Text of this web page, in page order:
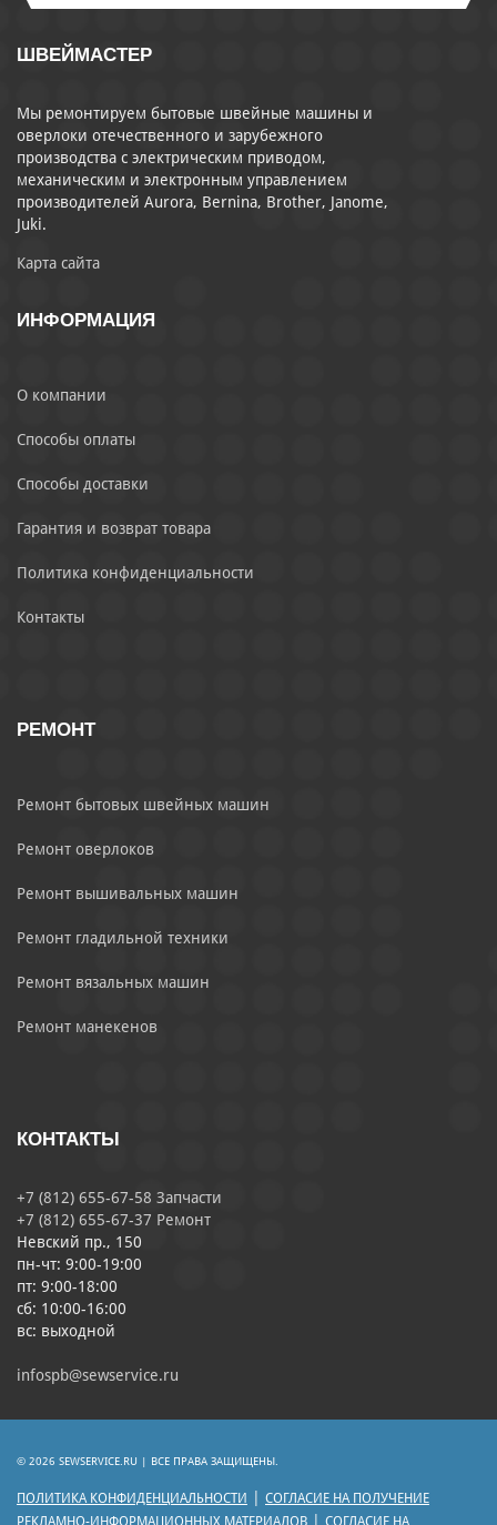
ШВЕЙМАСТЕР
Мы ремонтируем бытовые швейные машины и
оверлоки отечественного и зарубежного
производства с электрическим приводом,
механическим и электронным управлением
производителей Aurora, Bernina, Brother, Janome,
Juki.
Карта сайта
ИНФОРМАЦИЯ
О компании
Способы оплаты
Способы доставки
Гарантия и возврат товара
Политика конфиденциальности
Контакты
РЕМОНТ
Ремонт бытовых швейных машин
Ремонт оверлоков
Ремонт вышивальных машин
Ремонт гладильной техники
Ремонт вязальных машин
Ремонт манекенов
КОНТАКТЫ
+7 (812) 655-67-58 Запчасти
+7 (812) 655-67-37 Ремонт
Невский пр., 150
пн-чт: 9:00-19:00
пт: 9:00-18:00
сб: 10:00-16:00
вс: выходной
infospb@sewservice.ru
© 2026 SEWSERVICE.RU | ВСЕ ПРАВА ЗАЩИЩЕНЫ.
ПОЛИТИКА КОНФИДЕНЦИАЛЬНОСТИ
СОГЛАСИЕ НА ПОЛУЧЕНИЕ
РЕКЛАМНО-ИНФОРМАЦИОННЫХ МАТЕРИАЛОВ
СОГЛАСИЕ НА